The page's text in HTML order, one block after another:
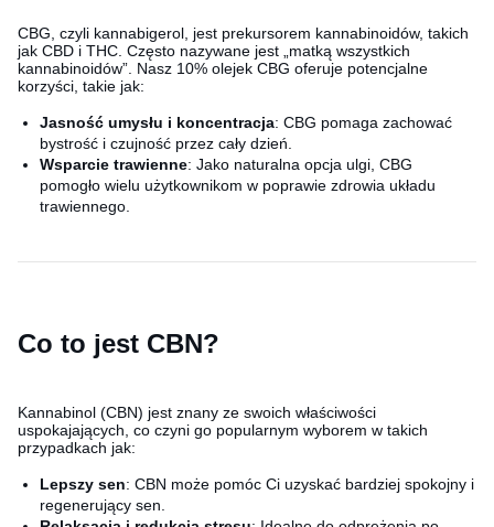
CBG, czyli kannabigerol, jest prekursorem kannabinoidów, takich
jak CBD i THC. Często nazywane jest „matką wszystkich
kannabinoidów”. Nasz 10% olejek CBG oferuje potencjalne
korzyści, takie jak:
Jasność umysłu i koncentracja: CBG pomaga zachować
bystrość i czujność przez cały dzień.
Wsparcie trawienne: Jako naturalna opcja ulgi, CBG
pomogło wielu użytkownikom w poprawie zdrowia układu
trawiennego.
Co to jest CBN?
Kannabinol (CBN) jest znany ze swoich właściwości
uspokajających, co czyni go popularnym wyborem w takich
przypadkach jak:
Lepszy sen: CBN może pomóc Ci uzyskać bardziej spokojny i
regenerujący sen.